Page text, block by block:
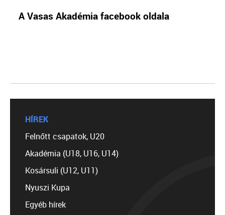
A Vasas Akadémia facebook oldala
HÍREK
Felnőtt csapatok, U20
Akadémia (U18, U16, U14)
Kosársuli (U12, U11)
Nyuszi Kupa
Egyéb hírek